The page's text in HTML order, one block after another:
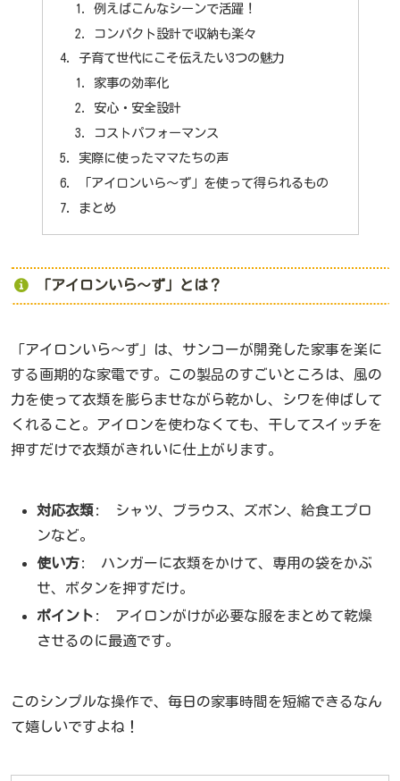
例えばこんなシーンで活躍！
コンパクト設計で収納も楽々
子育て世代にこそ伝えたい3つの魅力
家事の効率化
安心・安全設計
コストパフォーマンス
実際に使ったママたちの声
「アイロンいら〜ず」を使って得られるもの
まとめ
「アイロンいら〜ず」とは？
「アイロンいら〜ず」は、サンコーが開発した家事を楽に
する画期的な家電です。この製品のすごいところは、風の
力を使って衣類を膨らませながら乾かし、シワを伸ばして
くれること。アイロンを使わなくても、干してスイッチを
押すだけで衣類がきれいに仕上がります。
対応衣類 : シャツ、ブラウス、ズボン、給食エプロ
ンなど。
使い方: ハンガーに衣類をかけて、専用の袋をかぶ
せ、ボタンを押すだけ。
ポイント : アイロンがけが必要な服をまとめて乾燥
させるのに最適です。
このシンプルな操作で、毎日の家事時間を短縮できるなん
て嬉しいですよね！